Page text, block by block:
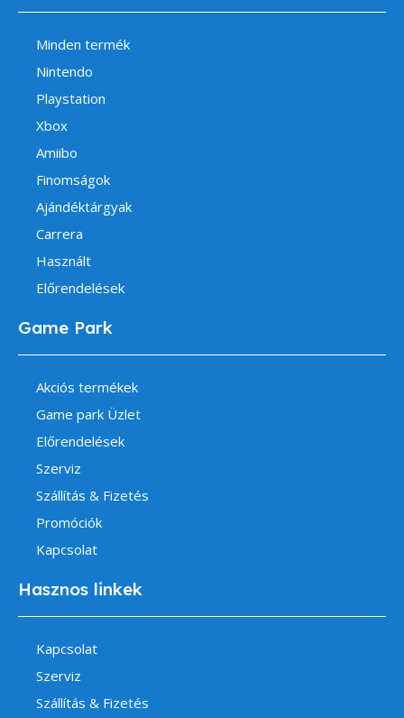
Minden termék
Nintendo
Playstation
Xbox
Amiibo
Finomságok
Ajándéktárgyak
Carrera
Használt
Előrendelések
Game Park
Akciós termékek
Game park Üzlet
Előrendelések
Szerviz
Szállítás & Fizetés
Promóciók
Kapcsolat
Hasznos linkek
Kapcsolat
Szerviz
Szállítás & Fizetés